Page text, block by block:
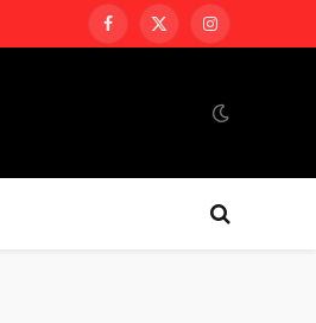
Facebook
X
Instagram